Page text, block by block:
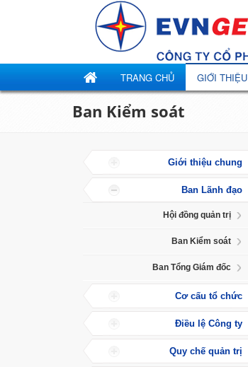
TRANG CHỦ GIỚI THIỆU
Ban Kiểm soát
Giới thiệu chung
Ban Lãnh đạo
Hội đồng quản trị
Ban Kiểm soát
Ban Tổng Giám đốc
Cơ cấu tổ chức
Điều lệ Công ty
Quy chế quản trị